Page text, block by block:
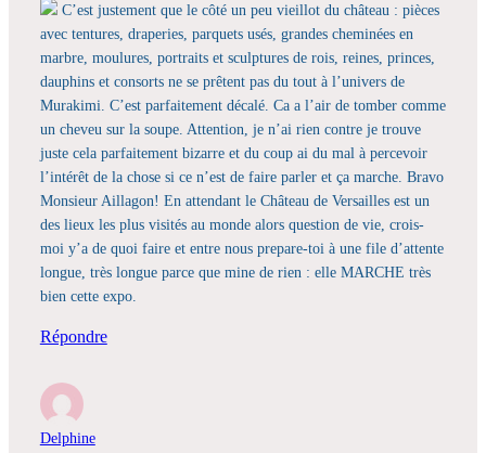
C’est justement que le côté un peu vieillot du château : pièces
avec tentures, draperies, parquets usés, grandes cheminées en
marbre, moulures, portraits et sculptures de rois, reines, princes,
dauphins et consorts ne se prêtent pas du tout à l’univers de
Murakimi. C’est parfaitement décalé. Ca a l’air de tomber comme
un cheveu sur la soupe. Attention, je n’ai rien contre je trouve
juste cela parfaitement bizarre et du coup ai du mal à percevoir
l’intérêt de la chose si ce n’est de faire parler et ça marche. Bravo
Monsieur Aillagon! En attendant le Château de Versailles est un
des lieux les plus visités au monde alors question de vie, crois-
moi y’a de quoi faire et entre nous prepare-toi à une file d’attente
longue, très longue parce que mine de rien : elle MARCHE très
bien cette expo.
Répondre
Delphine